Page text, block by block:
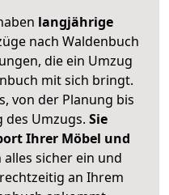
langjährige
nach Waldenbuch
die ein Umzug
mit sich bringt.
von der Planung bis
Umzugs. Sie
Ihrer Möbel und
alles sicher ein und
an Ihrem